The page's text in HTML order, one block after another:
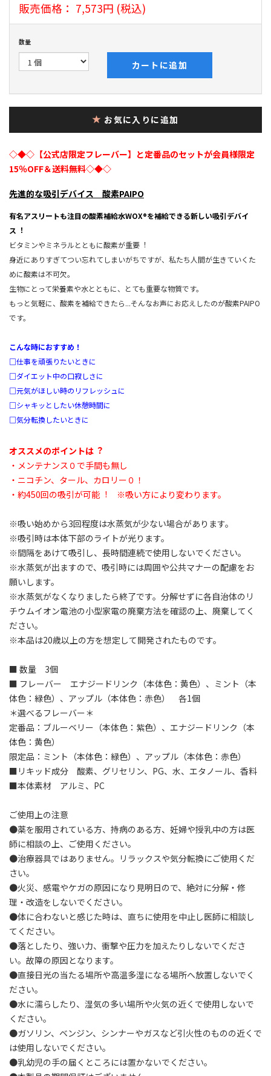
販売価格： 7,573円 (税込)
数量
カートに追加
お気に入りに追加
◇◆◇【公式店限定フレーバー】と定番品のセットが会員様限定
15％OFF＆送料無料◇◆◇
先進的な吸引デバイス 酸素PAIPO
有名アスリートも注目の酸素補給水WOX®を補給できる新しい吸引デバイ
ス︕
ビタミンやミネラルとともに酸素が重要︕
身近にありすぎてつい忘れてしまいがちですが、私たち人間が生きていくた
めに酸素は不可欠。
生物にとって栄養素や水とともに、とても重要な物質です。
もっと気軽に、酸素を補給できたら...そんなお声にお応えしたのが酸素PAIPO
です。
こんな時におすすめ！
□仕事を頑張りたいときに
□ダイエット中の口寂しさに
□元気がほしい時のリフレッシュに
□シャキッとしたい休憩時間に
□気分転換したいときに
オススメのポイントは︖
・メンテナンス０で手間も無し
・ニコチン、タール、カロリー０！
・約450回の吸引が可能︕ ※吸い方により変わります。
※吸い始めから3回程度は水蒸気が少ない場合があります。
※吸引時は本体下部のライトが光ります。
※間隔をあけて吸引し、長時間連続で使用しないでください。
※水蒸気が出ますので、吸引時には周囲や公共マナーの配慮をお
願いします。
※水蒸気がなくなりましたら終了です。分解せずに各自治体のリ
チウムイオン電池の小型家電の廃棄方法を確認の上、廃棄してく
ださい。
※本品は20歳以上の方を想定して開発されたものです。
■ 数量 3個
■ フレーバー エナジードリンク（本体色：黄色）、ミント（本
体色：緑色）、アップル（本体色：赤色） 各1個
＊選べるフレーバー＊
定番品：ブルーベリー（本体色：紫色）、エナジードリンク（本
体色：黄色）
限定品：ミント（本体色：緑色）、アップル（本体色：赤色）
■リキッド成分 酸素、グリセリン、PG、水、エタノール、香料
■本体素材 アルミ、PC
ご使用上の注意
●薬を服用されている方、持病のある方、妊婦や授乳中の方は医
師に相談の上、ご使用ください。
●治療器具ではありません。リラックスや気分転換にご使用くだ
さい。
●火災、感電やケガの原因になり見明日ので、絶対に分解・修
理・改造をしないでください。
●体に合わないと感じた時は、直ちに使用を中止し医師に相談し
てください。
●落としたり、強い力、衝撃や圧力を加えたりしないでくださ
い。故障の原因となります。
●直接日光の当たる場所や高温多湿になる場所へ放置しないでく
ださい。
●水に濡らしたり、湿気の多い場所や火気の近くで使用しないで
ください。
●ガソリン、ベンジン、シンナーやガスなど引火性のものの近くで
は使用しないでください。
●乳幼児の手の届くところには置かないでください。